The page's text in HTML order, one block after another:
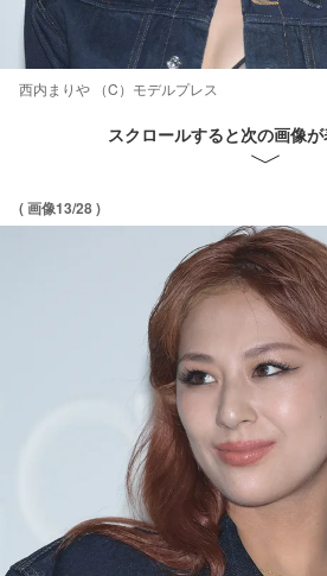
西内まりや （C）モデルプレス
スクロールすると次の画像
( 画像13/28 )